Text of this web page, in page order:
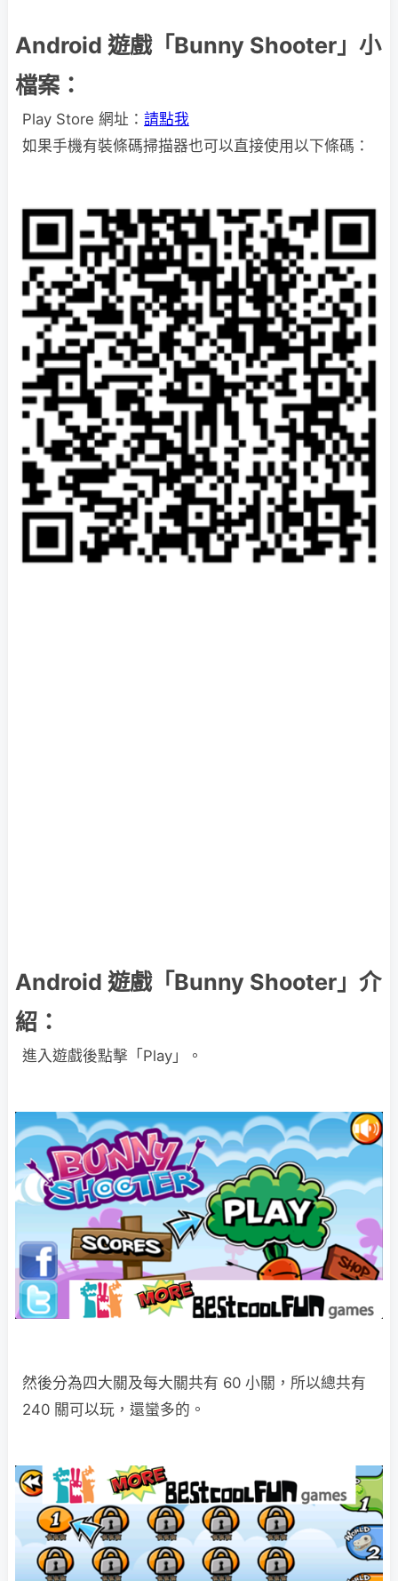
Android 遊戲「Bunny Shooter」小
檔案：
Play Store 網址： 請點我
如果手機有裝條碼掃描器也可以直接使用以下條碼：
Android 遊戲「Bunny Shooter」介
紹：
進入遊戲後點擊「Play」。
然後分為四大關及每大關共有 60 小關，所以總共有
240 關可以玩，還蠻多的。